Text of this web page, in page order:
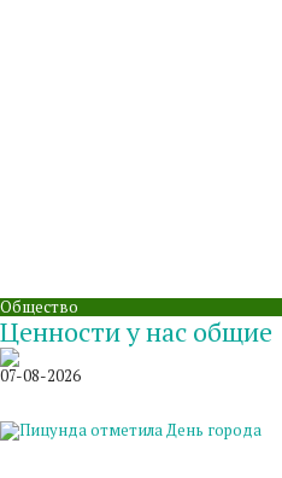
Общество
Ценности у нас общие
07-08-2026